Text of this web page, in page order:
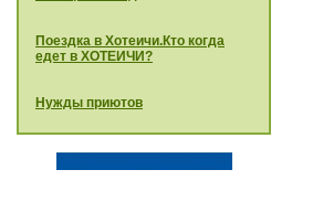
Поездка в Хотеичи.Кто когда
едет в ХОТЕИЧИ?
Нужды приютов